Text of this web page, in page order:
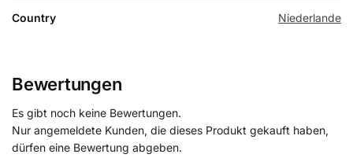
Country Niederlande
Bewertungen
Es gibt noch keine Bewertungen.
Nur angemeldete Kunden, die dieses Produkt gekauft haben,
dürfen eine Bewertung abgeben.